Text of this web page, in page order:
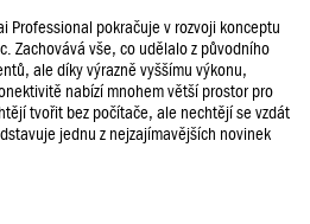
Professional pokračuje v rozvoji konceptu
Zachovává vše, co udělalo z původního
ale díky výrazně vyššímu výkonu,
nabízí mnohem větší prostor pro
tvořit bez počítače, ale nechtějí se vzdát
jednu z nejzajímavějších novinek